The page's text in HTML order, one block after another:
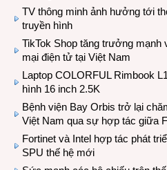
TV thông minh ảnh hưởng tới
truyền hình
TikTok Shop tăng trưởng
mại điện tử tại Việt Nam
Laptop COLORFUL Rimbook
hình 16 inch 2.5K
Bệnh viện Bay Orbis trở lại
Việt Nam qua sự hợp tác giữa
Fortinet và Intel hợp tác phát
SPU thế hệ mới